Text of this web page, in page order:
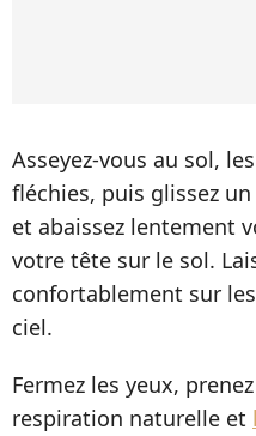
Asseyez-vous au sol,
fléchies, puis glissez
et abaissez lentement
votre tête sur le sol.
confortablement sur
ciel.
Fermez les yeux,
respiration naturelle et